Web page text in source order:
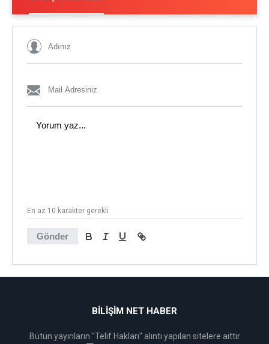
Gönder
En az 10 karakter gerekli
BİLİŞİM NET HABER
Bütün yayınların "Telif Hakları" alıntı yapılan sitelere aittir